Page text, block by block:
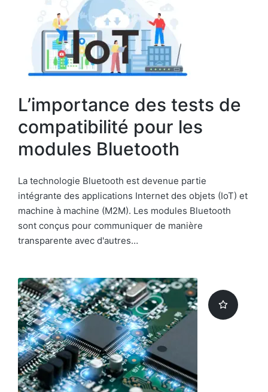
L’importance des tests de
compatibilité pour les
modules Bluetooth
La technologie Bluetooth est devenue partie
intégrante des applications Internet des objets (IoT) et
machine à machine (M2M). Les modules Bluetooth
sont conçus pour communiquer de manière
transparente avec d'autres…